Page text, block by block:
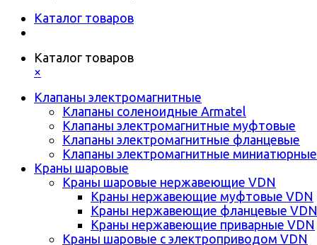
Каталог товаров
Каталог товаров
×
Клапаны электромагнитные
Клапаны соленоидные Armatel
Клапаны электромагнитные муфтовые
Клапаны электромагнитные фланцевые
Клапаны электромагнитные миниатюрные
Краны шаровые
Краны шаровые нержавеющие VDN
Краны нержавеющие муфтовые VDN
Краны нержавеющие фланцевые VDN
Краны нержавеющие приварные VDN
Краны шаровые с электроприводом VDN